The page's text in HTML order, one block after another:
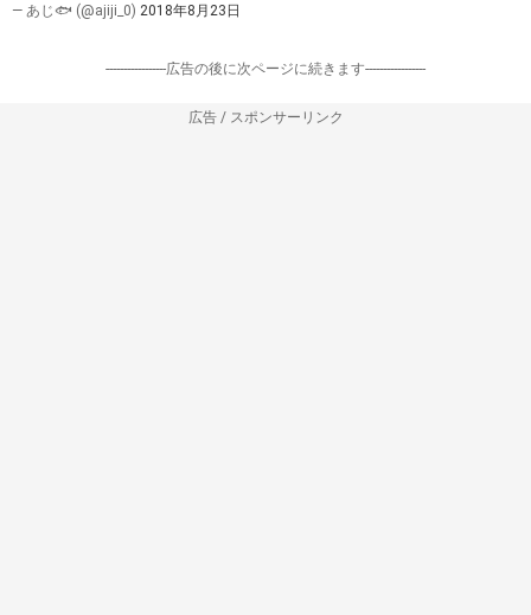
— あじ🐟 (@ajiji_0) 2018年8月23日
-----------------広告の後に次ページに続きます-----------------
広告 / スポンサーリンク